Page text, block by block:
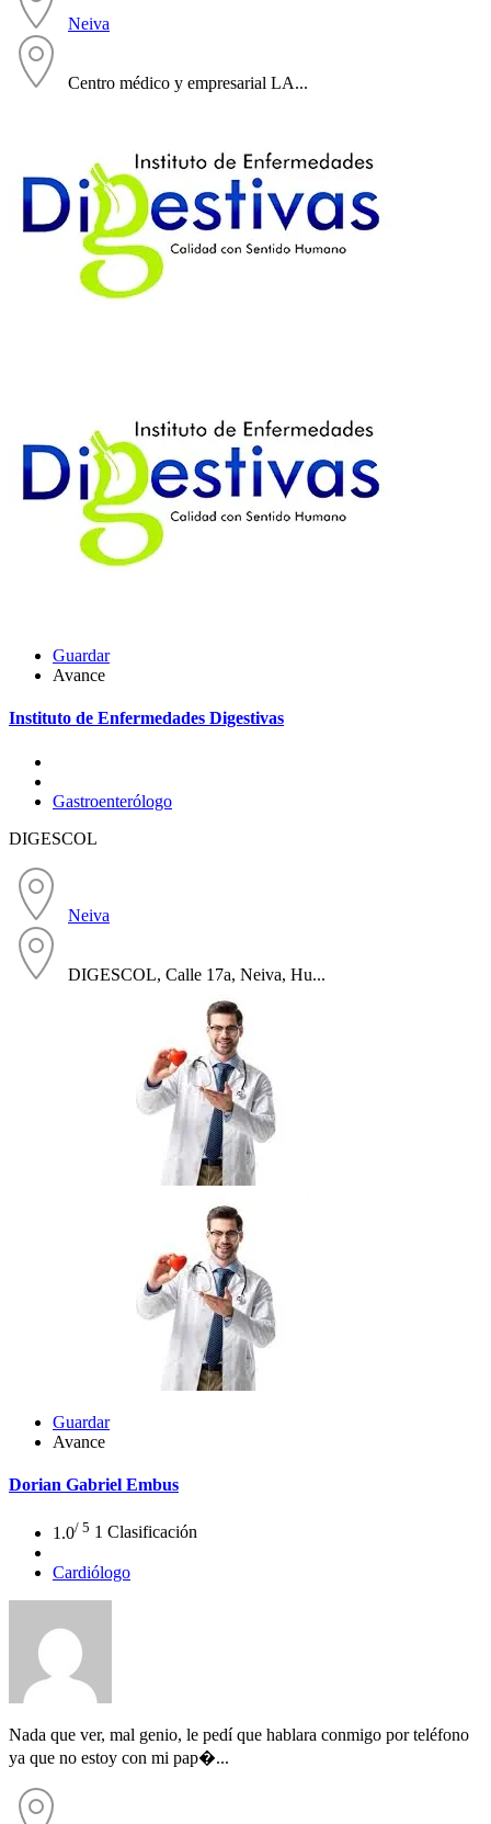
Neiva
Centro médico y empresarial LA...
Guardar
Avance
Instituto de Enfermedades Digestivas
Gastroenterólogo
DIGESCOL
Neiva
DIGESCOL, Calle 17a, Neiva, Hu...
Guardar
Avance
Dorian Gabriel Embus
1.0/ 5 1 Clasificación
Cardiólogo
Nada que ver, mal genio, le pedí que hablara conmigo por teléfono
ya que no estoy con mi pap�...